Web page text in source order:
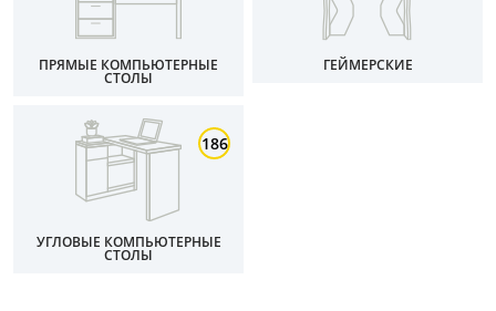
Бежевый
Черный
Красный
Коричневый
Дуб Феррара/Бежевый
ПРЯМЫЕ КОМПЬЮТЕРНЫЕ
СТОЛЫ
ГЕЙМЕРСКИЕ
186
УГЛОВЫЕ КОМПЬЮТЕРНЫЕ
СТОЛЫ